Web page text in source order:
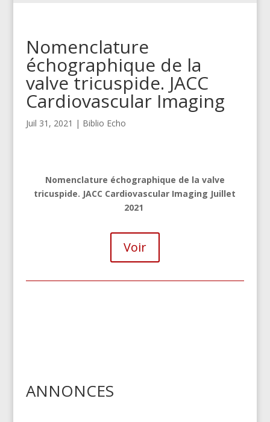
Nomenclature
échographique de la
valve tricuspide. JACC
Cardiovascular Imaging
Juil 31, 2021 | Biblio Echo
Nomenclature échographique de la valve
tricuspide. JACC Cardiovascular Imaging Juillet
2021
Voir
ANNONCES